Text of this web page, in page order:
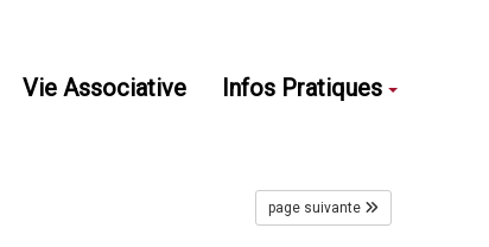
Vie Associative Infos Pratiques
page suivante